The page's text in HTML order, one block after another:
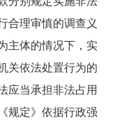
合理审慎的调查义
主体的情况下，实
关依法处置行为的
应当承担非法占用
规定》依据行政强